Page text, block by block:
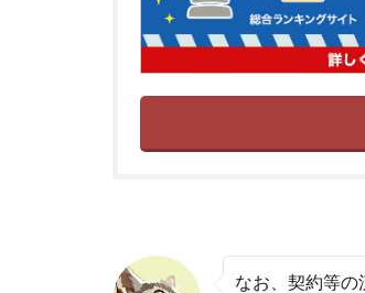
なお、契約等の